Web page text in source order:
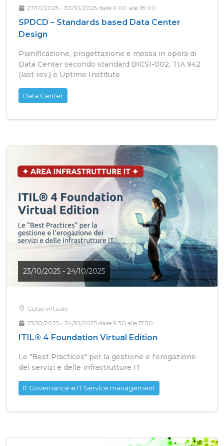
27/10/2025 - 30/10/2025 dalle 9.00 alle 18.00
SPDCD – Standards based Data Center
Design
Pianificazione, progettazione e messa in opera di
Data Center secondo standard BICSI-002, TIA 942
(last rev.) e Uptime Institute
Data Center
23/10/2025 - 24/10/2025
Corso virtuale
23/10/2025 - 24/10/2025 dalle 9.30 alle 17.30
ITIL® 4 Foundation Virtual Edition
Le "Best Practices" per la gestione e l'erogazione
dei servizi e delle infrastrutture IT
IT Governance e IT Service management